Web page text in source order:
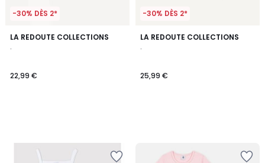
-30% DÈS 2*
LA REDOUTE COLLECTIONS
.
22,99 €
-30% DÈS 2*
LA REDOUTE COLLECTIONS
.
25,99 €